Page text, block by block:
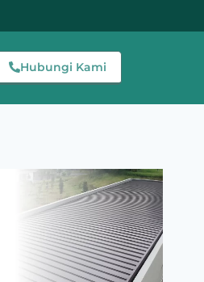
Hubungi Kami